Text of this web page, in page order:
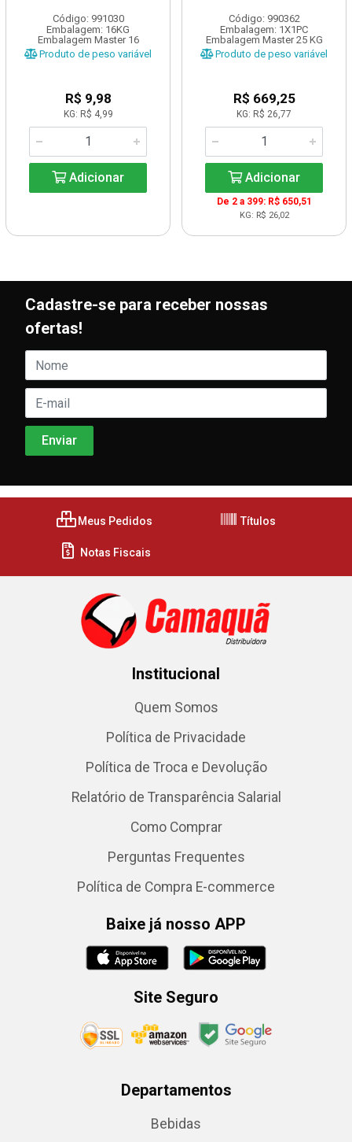
Código: 991030
Embalagem: 16KG
Embalagem Master 16
Produto de peso variável
R$ 9,98
KG: R$ 4,99
Adicionar
Código: 990362
Embalagem: 1X1PC
Embalagem Master 25 KG
Produto de peso variável
R$ 669,25
KG: R$ 26,77
Adicionar
De 2 a 399: R$ 650,51
KG: R$ 26,02
Cadastre-se para receber nossas
ofertas!
Meus Pedidos Títulos
Notas Fiscais
Institucional
Quem Somos
Política de Privacidade
Política de Troca e Devolução
Relatório de Transparência Salarial
Como Comprar
Perguntas Frequentes
Política de Compra E-commerce
Baixe já nosso APP
Site Seguro
Departamentos
Bebidas